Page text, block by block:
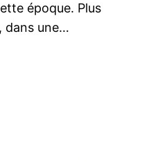
époque. Plus
dans une…